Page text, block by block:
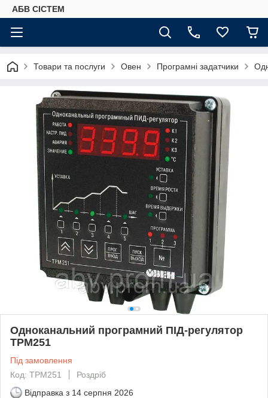
АБВ СІСТЕМ
Товари та послуги Овен Програмні задатчики
Одноканальний програмний ПІД-регулятор
ТРМ251
Під замовлення
Код: ТРМ251
Роздріб
Відправка з 14 серпня 2026